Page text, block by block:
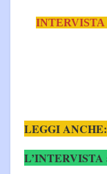
INTERVISTA
LEGGI ANCHE:
L’INTERVISTA